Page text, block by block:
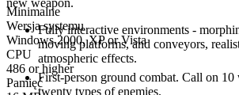
Fully interactive environments -
moving platforms, and conveyors,
atmospheric effects.
First-person ground combat. Call on 10
twenty types of enemies.
Minimalne
Wersja systemu
Windows 2000, XP or Vista
CPU
486 or higher
Pamięć